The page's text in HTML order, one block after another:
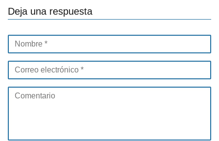
Deja una respuesta